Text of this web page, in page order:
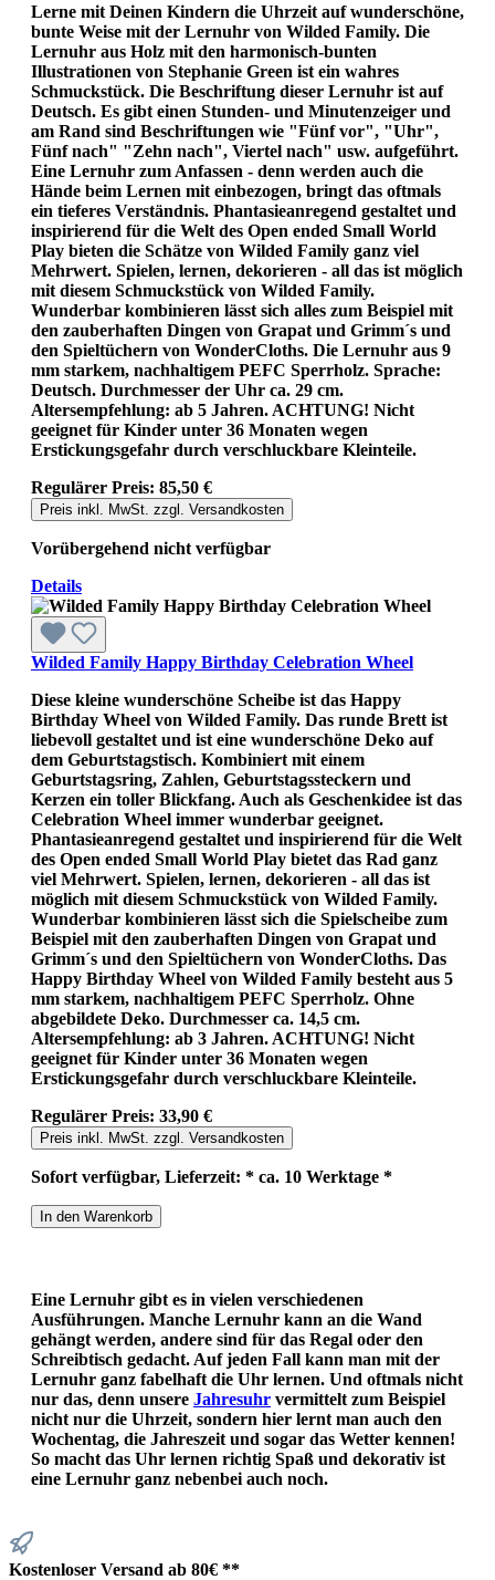
Lerne mit Deinen Kindern die Uhrzeit auf wunderschöne,
bunte Weise mit der Lernuhr von Wilded Family. Die
Lernuhr aus Holz mit den harmonisch-bunten
Illustrationen von Stephanie Green ist ein wahres
Schmuckstück. Die Beschriftung dieser Lernuhr ist auf
Deutsch. Es gibt einen Stunden- und Minutenzeiger und
am Rand sind Beschriftungen wie "Fünf vor", "Uhr",
Fünf nach" "Zehn nach", Viertel nach" usw. aufgeführt.
Eine Lernuhr zum Anfassen - denn werden auch die
Hände beim Lernen mit einbezogen, bringt das oftmals
ein tieferes Verständnis. Phantasieanregend gestaltet und
inspirierend für die Welt des Open ended Small World
Play bieten die Schätze von Wilded Family ganz viel
Mehrwert. Spielen, lernen, dekorieren - all das ist möglich
mit diesem Schmuckstück von Wilded Family.
Wunderbar kombinieren lässt sich alles zum Beispiel mit
den zauberhaften Dingen von Grapat und Grimm´s und
den Spieltüchern von WonderCloths. Die Lernuhr aus 9
mm starkem, nachhaltigem PEFC Sperrholz. Sprache:
Deutsch. Durchmesser der Uhr ca. 29 cm.
Altersempfehlung: ab 5 Jahren. ACHTUNG! Nicht
geeignet für Kinder unter 36 Monaten wegen
Erstickungsgefahr durch verschluckbare Kleinteile.
Regulärer Preis: 85,50 €
Preis inkl. MwSt. zzgl. Versandkosten
Vorübergehend nicht verfügbar
Details
Wilded Family Happy Birthday Celebration Wheel
Diese kleine wunderschöne Scheibe ist das Happy
Birthday Wheel von Wilded Family. Das runde Brett ist
liebevoll gestaltet und ist eine wunderschöne Deko auf
dem Geburtstagstisch. Kombiniert mit einem
Geburtstagsring, Zahlen, Geburtstagssteckern und
Kerzen ein toller Blickfang. Auch als Geschenkidee ist das
Celebration Wheel immer wunderbar geeignet.
Phantasieanregend gestaltet und inspirierend für die Welt
des Open ended Small World Play bietet das Rad ganz
viel Mehrwert. Spielen, lernen, dekorieren - all das ist
möglich mit diesem Schmuckstück von Wilded Family.
Wunderbar kombinieren lässt sich die Spielscheibe zum
Beispiel mit den zauberhaften Dingen von Grapat und
Grimm´s und den Spieltüchern von WonderCloths. Das
Happy Birthday Wheel von Wilded Family besteht aus 5
mm starkem, nachhaltigem PEFC Sperrholz. Ohne
abgebildete Deko. Durchmesser ca. 14,5 cm.
Altersempfehlung: ab 3 Jahren. ACHTUNG! Nicht
geeignet für Kinder unter 36 Monaten wegen
Erstickungsgefahr durch verschluckbare Kleinteile.
Regulärer Preis: 33,90 €
Preis inkl. MwSt. zzgl. Versandkosten
Sofort verfügbar, Lieferzeit: * ca. 10 Werktage *
In den Warenkorb
Eine Lernuhr gibt es in vielen verschiedenen
Ausführungen. Manche Lernuhr kann an die Wand
gehängt werden, andere sind für das Regal oder den
Schreibtisch gedacht. Auf jeden Fall kann man mit der
Lernuhr ganz fabelhaft die Uhr lernen. Und oftmals nicht
nur das, denn unsere Jahresuhr vermittelt zum Beispiel
nicht nur die Uhrzeit, sondern hier lernt man auch den
Wochentag, die Jahreszeit und sogar das Wetter kennen!
So macht das Uhr lernen richtig Spaß und dekorativ ist
eine Lernuhr ganz nebenbei auch noch.
Kostenloser Versand ab 80€ **